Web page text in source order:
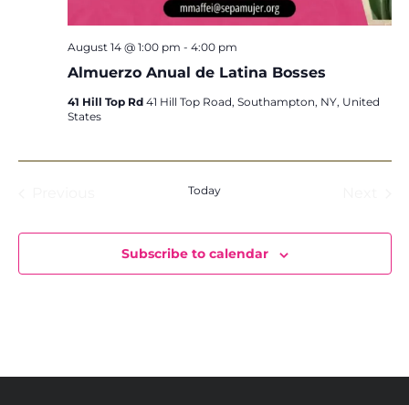
Almuerzo Anual de Latina Bosses
August 14 @ 1:00 pm - 4:00 pm
41 Hill Top Rd 41 Hill Top Road, Southampton, NY, United
States
Today
Subscribe to calendar